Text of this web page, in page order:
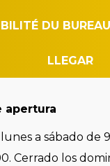
DU
LLEGAR
apertura
a sábado de
Cerrado los